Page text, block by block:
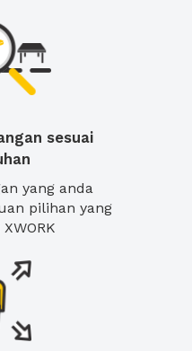
sesuai
yang anda
pilihan yang